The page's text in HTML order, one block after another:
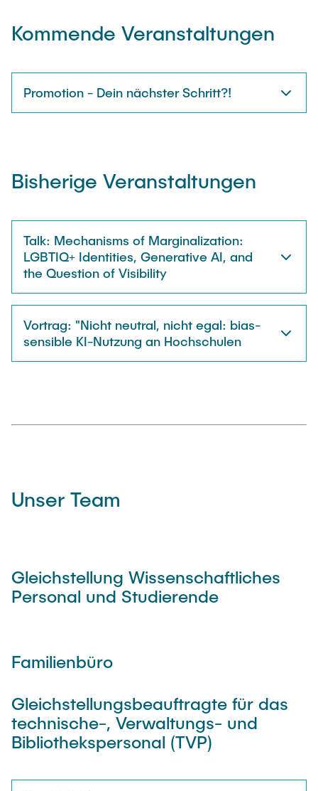
Kommende Veranstaltungen
Promotion - Dein nächster Schritt?!
Bisherige Veranstaltungen
Talk: Mechanisms of Marginalization:
LGBTIQ+ Identities, Generative AI, and
the Question of Visibility
Vortrag: "Nicht neutral, nicht egal: bias-
sensible KI-Nutzung an Hochschulen
Unser Team
Gleichstellung Wissenschaftliches
Personal und Studierende
Familienbüro
Gleichstellungsbeauftragte für das
technische-, Verwaltungs- und
Bibliothekspersonal (TVP)